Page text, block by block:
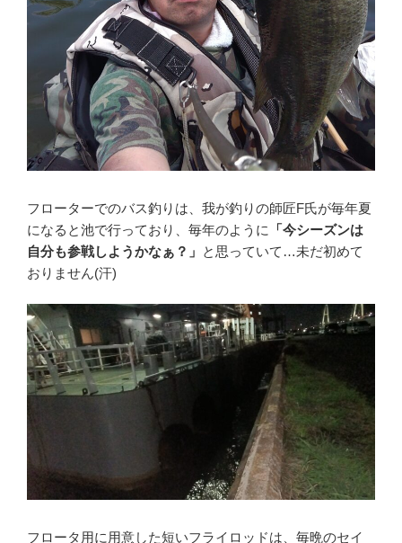
フローターでのバス釣りは、我が釣りの師匠F氏が毎年夏
になると池で行っており、毎年のように
「今シーズンは
自分も参戦しようかなぁ？」 と思っていて…未だ初めて
おりません(汗)
フロータ用に用意した短いフライロッドは、毎晩のセイ